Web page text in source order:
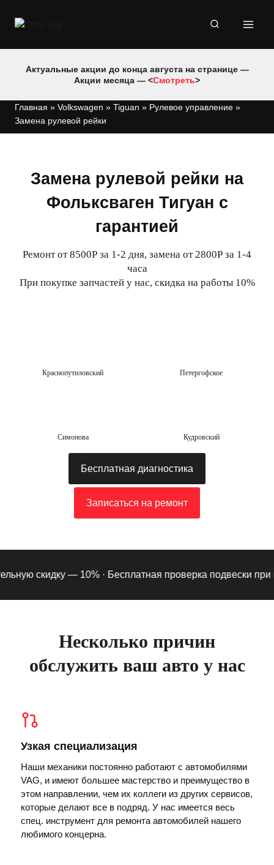
Актуальные акции до конца августа на странице —
Акции месяца — <Смотреть>
Главная » Volkswagen » Tiguan » Рулевое управление »
Замена рулевой рейки
Замена рулевой рейки на
Фольксваген Тигуан с
гарантией
Ремонт от 8500Р за 1-2 дня, замена от 2800Р за 1-4
часа
При покупке запчастей у нас, скидка на работы 10%
Краснопутиловский Петергофское
Симонова Кудровский
Бесплатная диагностика
Записаться на ремонт
скидку — 10% ·Бесплатная проверка подвески при
Несколько причин
обслужить ваш авто у нас
Узкая специализация
Наши механики постоянно работают с автомобилями
VAG, и имеют большее мастерство и преимущество в
этом направлении, чем их коллеги из других сервисов,
которые делают все в подряд. У нас имеется весь
спец. инструмент для ремонта автомобилей нашего
любимого концерна.